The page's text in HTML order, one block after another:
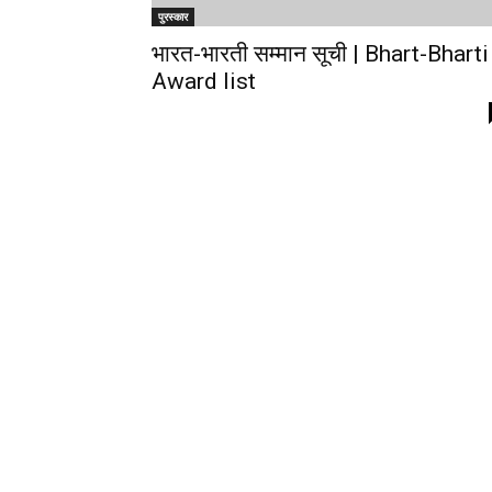
पुरस्कार
भारत-भारती सम्मान सूची | Bhart-Bharti
Award list